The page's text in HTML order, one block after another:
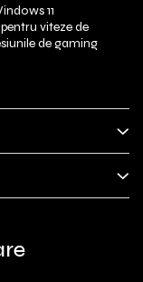
11
viteze de
de gaming